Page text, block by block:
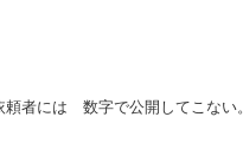
には 数字で公開してこない